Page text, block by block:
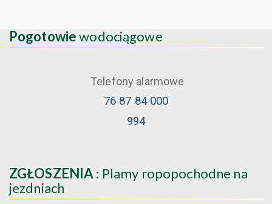
Pogotowiewodociągowe
Telefony alarmowe
76 87 84 000
994
ZGŁOSZENIA : Plamy ropopochodne na
jezdniach